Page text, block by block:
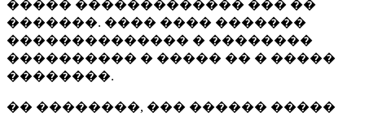
����� ������������� ��� ��
�������. ���� ���� �������
�������������� � ��������
���������� � ����� �� � �����
��������.
�� ��������, ��� ������ �����